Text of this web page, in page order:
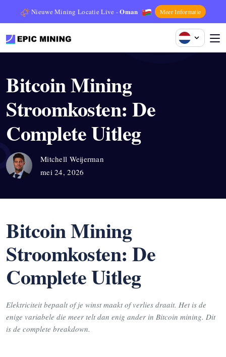
Nieuwe Mining Locatie Live -Oman Meer Informatie
Bitcoin Mining
Stroomkosten: De
Complete Uitleg
Mitchell Weijerman
mei 24, 2026
Bitcoin Mining
Stroomkosten: De
Complete Uitleg
Elektriciteit bepaalt of je winst maakt of verlies draait. Het is de
enige variabele die meer telt dan enig ander in Bitcoin mining. Dit
is de complete breakdown.